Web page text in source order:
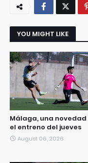
YOU MIGHT LIKE
Málaga, una novedad
el entreno del jueves
August 06, 2026